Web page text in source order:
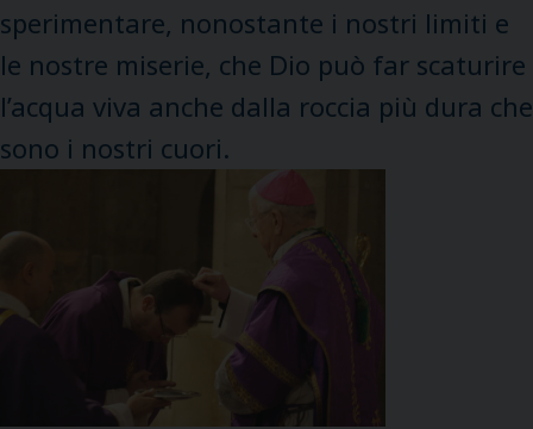
sperimentare, nonostante i nostri limiti e
le nostre miserie, che Dio può far scaturire
l’acqua viva anche dalla roccia più dura che
sono i nostri cuori.